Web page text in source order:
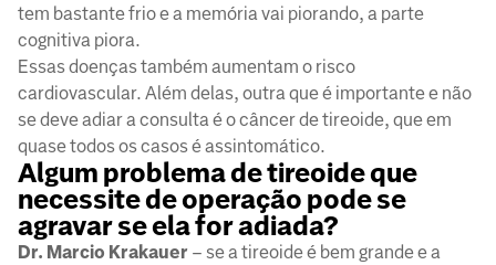
tem bastante frio e a memória vai piorando, a parte
cognitiva piora.
Essas doenças também aumentam o risco
cardiovascular. Além delas, outra que é importante e não
se deve adiar a consulta é o câncer de tireoide, que em
quase todos os casos é assintomático.
Algum problema de tireoide que
necessite de operação pode se
agravar se ela for adiada?
Dr. Marcio Krakauer – se a tireoide é bem grande e a